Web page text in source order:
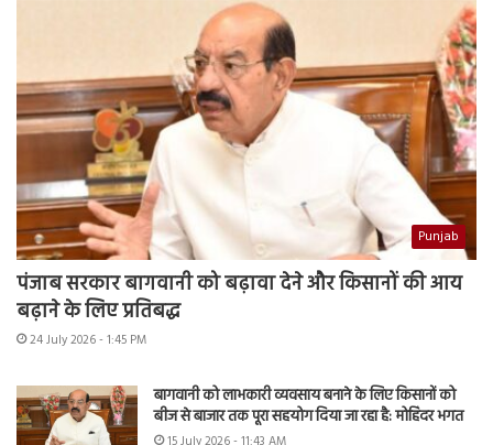
Punjab
पंजाब सरकार बागवानी को बढ़ावा देने और किसानों की आय
बढ़ाने के लिए प्रतिबद्ध
24 July 2026 - 1:45 PM
बागवानी को लाभकारी व्यवसाय बनाने के लिए किसानों को
बीज से बाजार तक पूरा सहयोग दिया जा रहा है: मोहिंदर भगत